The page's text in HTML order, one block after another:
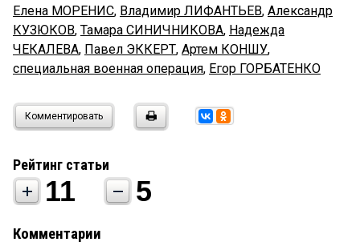
Елена МОРЕНИС, Владимир ЛИФАНТЬЕВ, Александр
КУЗЮКОВ, Тамара СИНИЧНИКОВА, Надежда
ЧЕКАЛЕВА, Павел ЭККЕРТ, Артем КОНШУ,
специальная военная операция, Егор ГОРБАТЕНКО
Комментировать
Рейтинг статьи
11 5
Комментарии